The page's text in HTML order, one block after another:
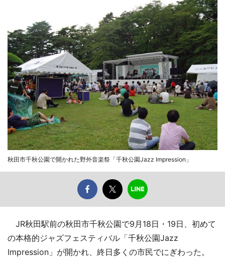
秋田市千秋公園で開かれた野外音楽祭「千秋公園Jazz Impression」
JR秋田駅前の秋田市千秋公園で9月18日・19日、初めて
の本格的ジャズフェスティバル「千秋公園Jazz
Impression」が開かれ、終日多くの市民でにぎわった。